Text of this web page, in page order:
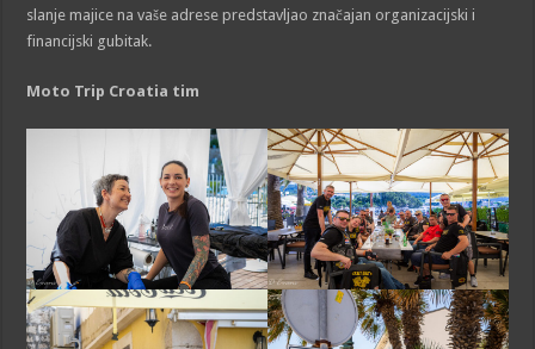
slanje majice na vaše adrese predstavljao značajan organizacijski i
financijski gubitak.
Moto Trip Croatia tim